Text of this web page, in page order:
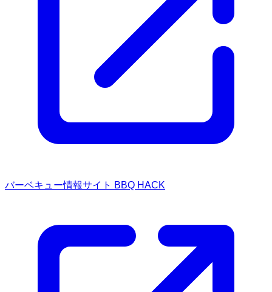
バーベキュー情報サイト BBQ HACK